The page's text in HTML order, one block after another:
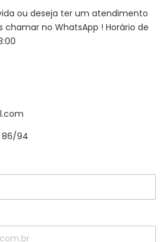
ou deseja ter um atendimento
chamar no WhatsApp ! Horário de
86/94